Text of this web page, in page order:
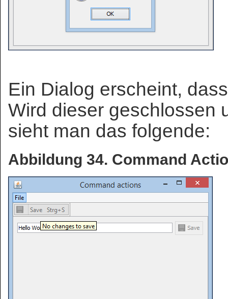
Ein Dialog erscheint,
Wird dieser geschlossen
sieht man das folgende:
Abbildung 34. Command